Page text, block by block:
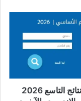
تحميل تطبيق نتائج التاسع 2026